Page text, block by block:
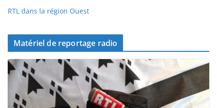
RTL dans la région Ouest
Matériel de reportage radio